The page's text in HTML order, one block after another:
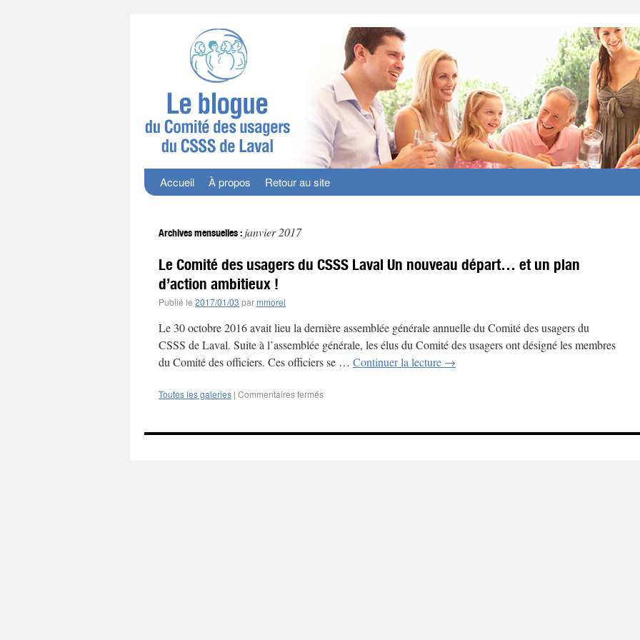
Accueil À propos Retour au site
Archives mensuelles : janvier 2017
Le Comité des usagers du CSSS Laval Un nouveau départ… et un plan
d’action ambitieux !
Publié le 2017/01/03 parmmorel
Le 30 octobre 2016 avait lieu la dernière assemblée générale annuelle du Comité des usagers du
CSSS de Laval. Suite à l’assemblée générale, les élus du Comité des usagers ont désigné les membres
du Comité des officiers. Ces officiers se … Continuer la lecture →
Toutes les galeries | Commentaires fermés